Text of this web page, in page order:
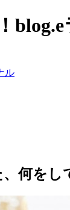
ル
何を